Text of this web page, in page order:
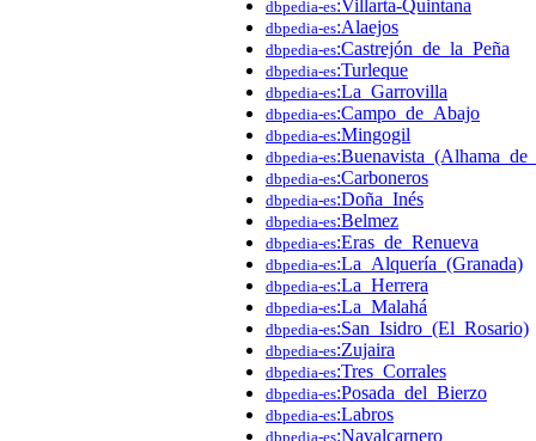
dbpedia-es:Villarta-Quintana
dbpedia-es:Alaejos
dbpedia-es:Castrejón_de_la_Peña
dbpedia-es:Turleque
dbpedia-es:La_Garrovilla
dbpedia-es:Campo_de_Abajo
dbpedia-es:Mingogil
dbpedia-es
dbpedia-es:Carboneros
dbpedia-es:Doña_Inés
dbpedia-es:Belmez
dbpedia-es:Eras_de_Renueva
dbpedia-es:La_Alquería_(Granada)
dbpedia-es:La_Herrera
dbpedia-es:La_Malahá
dbpedia-es:San_Isidro_(El_Rosario)
dbpedia-es:Zujaira
dbpedia-es:Tres_Corrales
dbpedia-es:Posada_del_Bierzo
dbpedia-es:Labros
dbpedia-es:Navalcarnero